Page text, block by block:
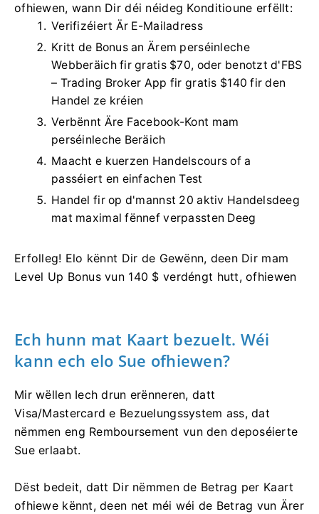
ofhiewen, wann Dir déi néideg Konditioune erfëllt:
Verifizéiert Är E-Mailadress
Kritt de Bonus an Ärem perséinleche
Webberäich fir gratis $70, oder benotzt d'FBS
– Trading Broker App fir gratis $140 fir den
Handel ze kréien
Verbënnt Äre Facebook-Kont mam
perséinleche Beräich
Maacht e kuerzen Handelscours of a
passéiert en einfachen Test
Handel fir op d'mannst 20 aktiv Handelsdeeg
mat maximal fënnef verpassten Deeg
Erfolleg! Elo kënnt Dir de Gewënn, deen Dir mam
Level Up Bonus vun 140 $ verdéngt hutt, ofhiewen
Ech hunn mat Kaart bezuelt. Wéi
kann ech elo Sue ofhiewen?
Mir wëllen Iech drun erënneren, datt
Visa/Mastercard e Bezuelungssystem ass, dat
nëmmen eng Remboursement vun den deposéierte
Sue erlaabt.
Dëst bedeit, datt Dir nëmmen de Betrag per Kaart
ofhiewe kënnt, deen net méi wéi de Betrag vun Ärer